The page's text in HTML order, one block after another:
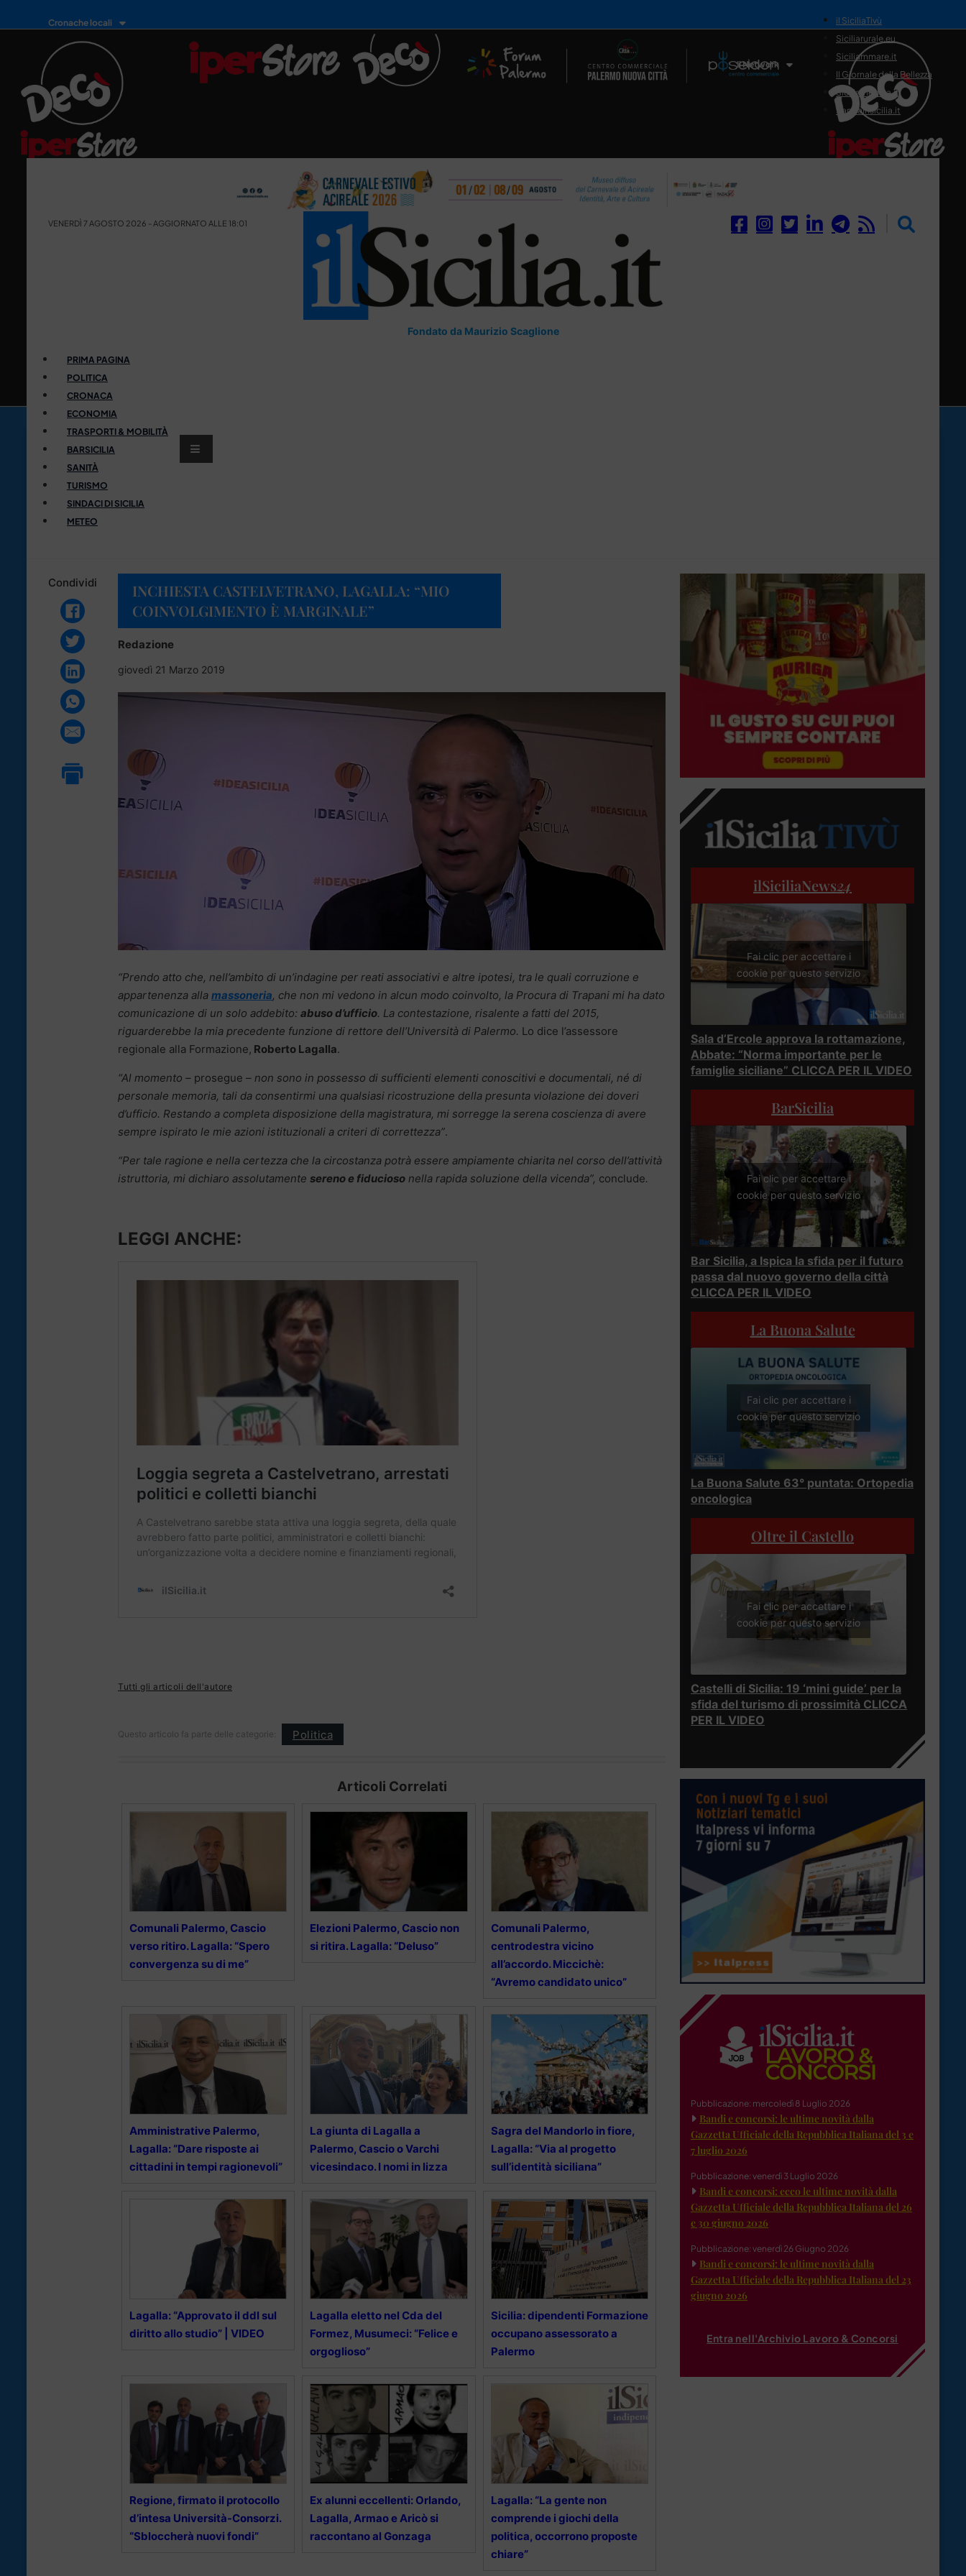
Cronache locali
Il Network
il SiciliaTivù
Siciliarurale.eu
Siciliammare.it
Il Giornale della Bellezza
Siciliamedica.it
Sanitainsicilia.it
VENERDÌ 7 AGOSTO 2026 - AGGIORNATO ALLE 18:01
Fondato da Maurizio Scaglione
PRIMA PAGINA
POLITICA
CRONACA
ECONOMIA
TRASPORTI & MOBILITÀ
BARSICILIA
SANITÀ
TURISMO
SINDACI DI SICILIA
METEO
Condividi
INCHIESTA CASTELVETRANO, LAGALLA: “MIO
COINVOLGIMENTO È MARGINALE”
Redazione
giovedì 21 Marzo 2019
“Prendo atto che, nell’ambito di un’indagine per reati associativi e altre ipotesi, tra le quali corruzione e
appartenenza alla massoneria, che non mi vedono in alcun modo coinvolto, la Procura di Trapani mi ha dato
comunicazione di un solo addebito: abuso d’ufficio. La contestazione, risalente a fatti del 2015,
riguarderebbe la mia precedente funzione di rettore dell’Università di Palermo. Lo dice l’assessore
regionale alla Formazione, Roberto Lagalla.
“Al momento – prosegue – non sono in possesso di sufficienti elementi conoscitivi e documentali, né di
personale memoria, tali da consentirmi una qualsiasi ricostruzione della presunta violazione dei doveri
d’ufficio. Restando a completa disposizione della magistratura, mi sorregge la serena coscienza di avere
sempre ispirato le mie azioni istituzionali a criteri di correttezza”.
“Per tale ragione e nella certezza che la circostanza potrà essere ampiamente chiarita nel corso dell’attività
istruttoria, mi dichiaro assolutamente sereno e fiducioso nella rapida soluzione della vicenda”, conclude.
LEGGI ANCHE:
Tutti gli articoli dell'autore
Questo articolo fa parte delle categorie: Politica
Articoli Correlati
Comunali Palermo, Cascio
verso ritiro. Lagalla: “Spero
convergenza su di me”
Elezioni Palermo, Cascio non
si ritira. Lagalla: “Deluso”
Comunali Palermo,
centrodestra vicino
all’accordo. Miccichè:
“Avremo candidato unico”
Amministrative Palermo,
Lagalla: “Dare risposte ai
cittadini in tempi ragionevoli”
La giunta di Lagalla a
Palermo, Cascio o Varchi
vicesindaco. I nomi in lizza
Sagra del Mandorlo in fiore,
Lagalla: “Via al progetto
sull’identità siciliana”
Lagalla: “Approvato il ddl sul
diritto allo studio” | VIDEO
Lagalla eletto nel Cda del
Formez, Musumeci: “Felice e
orgoglioso”
Sicilia: dipendenti Formazione
occupano assessorato a
Palermo
Regione, firmato il protocollo
d’intesa Università-Consorzi.
“Sbloccherà nuovi fondi”
Ex alunni eccellenti: Orlando,
Lagalla, Armao e Aricò si
raccontano al Gonzaga
Lagalla: “La gente non
comprende i giochi della
politica, occorrono proposte
chiare”
ilSiciliaNews24
Fai clic per accettare i
cookie per questo servizio
Sala d’Ercole approva la rottamazione,
Abbate: “Norma importante per le
famiglie siciliane” CLICCA PER IL VIDEO
BarSicilia
Fai clic per accettare i
cookie per questo servizio
Bar Sicilia, a Ispica la sfida per il futuro
passa dal nuovo governo della città
CLICCA PER IL VIDEO
La Buona Salute
Fai clic per accettare i
cookie per questo servizio
La Buona Salute 63° puntata: Ortopedia
oncologica
Oltre il Castello
Fai clic per accettare i
cookie per questo servizio
Castelli di Sicilia: 19 ‘mini guide’ per la
sfida del turismo di prossimità CLICCA
PER IL VIDEO
Pubblicazione: mercoledì 8 Luglio 2026
Bandi e concorsi: le ultime novità dalla
Gazzetta Ufficiale della Repubblica Italiana del 3 e
7 luglio 2026
Pubblicazione: venerdì 3 Luglio 2026
Bandi e concorsi: ecco le ultime novità dalla
Gazzetta Ufficiale della Repubblica Italiana del 26
e 30 giugno 2026
Pubblicazione: venerdì 26 Giugno 2026
Bandi e concorsi: le ultime novità dalla
Gazzetta Ufficiale della Repubblica Italiana del 23
giugno 2026
Entra nell'Archivio Lavoro & Concorsi